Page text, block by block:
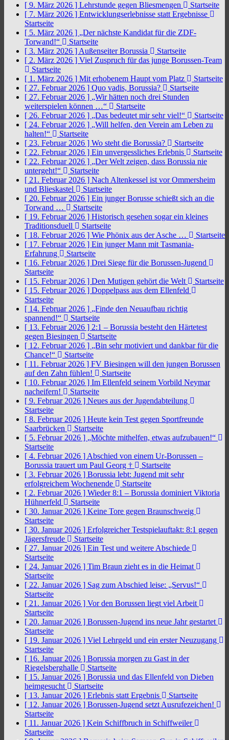
[ 9. März 2026 ] Lehrstunde gegen Bliesmengen
Startseite
[ 7. März 2026 ] Entwicklungserlebnisse statt Ergebnisse
Startseite
[ 5. März 2026 ] „Der nächste Kandidat für die ZDF-
Torwand!“
Startseite
[ 3. März 2026 ] Außenseiter Borussia
Startseite
[ 2. März 2026 ] Viel Zuspruch für das junge Borussen-Team
Startseite
[ 1. März 2026 ] Mit erhobenem Haupt vom Platz
Startseite
[ 27. Februar 2026 ] Quo vadis, Borussia?
Startseite
[ 27. Februar 2026 ] „Wir hätten noch drei Stunden
weiterspielen können …“
Startseite
[ 26. Februar 2026 ] „Das bedeutet mir sehr viel!“
Startseite
[ 24. Februar 2026 ] „Will helfen, den Verein am Leben zu
halten!“
Startseite
[ 23. Februar 2026 ] Wo steht die Borussia?
Startseite
[ 22. Februar 2026 ] Ein unvergessliches Erlebnis
Startseite
[ 22. Februar 2026 ] „Der Welt zeigen, dass Borussia nie
untergeht!“
Startseite
[ 21. Februar 2026 ] Nach Altenkessel ist vor Ommersheim
und Blieskastel
Startseite
[ 20. Februar 2026 ] Ein junger Borusse schießt sich an die
Torwand …
Startseite
[ 19. Februar 2026 ] Historisch gesehen sogar ein kleines
Traditionsduell
Startseite
[ 18. Februar 2026 ] Wie Phönix aus der Asche …
Startseite
[ 17. Februar 2026 ] Ein junger Mann mit Tasmania-
Erfahrung
Startseite
[ 16. Februar 2026 ] Drei Siege für die Borussen-Jugend
Startseite
[ 15. Februar 2026 ] Den Mutigen gehört die Welt
Startseite
[ 15. Februar 2026 ] Doppelpass aus dem Ellenfeld
Startseite
[ 14. Februar 2026 ] „Finde den Neuaufbau richtig
spannend!“
Startseite
[ 13. Februar 2026 ] 2:1 – Borussia besteht den Härtetest
gegen Biesingen
Startseite
[ 12. Februar 2026 ] „Bin sehr motiviert und dankbar für die
Chance!“
Startseite
[ 11. Februar 2026 ] FV Biesingen will den jungen Borussen
auf den Zahn fühlen!
Startseite
[ 10. Februar 2026 ] Im Ellenfeld seinem Vorbild Neymar
nacheifern!
Startseite
[ 9. Februar 2026 ] Neues aus der Jugendabteilung
Startseite
[ 8. Februar 2026 ] Heute kein Test gegen Sportfreunde
Saarbrücken
Startseite
[ 5. Februar 2026 ] „Möchte mithelfen, etwas aufzubauen!“
Startseite
[ 4. Februar 2026 ] Abschied von einem Ur-Borussen –
Borussia trauert um Paul Georg †
Startseite
[ 3. Februar 2026 ] Borussia lebt: Jugend mit sehr
erfolgreichem Wochenende
Startseite
[ 2. Februar 2026 ] Wieder 8:1 – Borussia dominiert Viktoria
Hühnerfeld
Startseite
[ 30. Januar 2026 ] Keine Tore gegen Braunschweig
Startseite
[ 30. Januar 2026 ] Erfolgreicher Testspielauftakt: 8:1 gegen
Jägersfreude
Startseite
[ 27. Januar 2026 ] Ein Test und weitere Abschiede
Startseite
[ 24. Januar 2026 ] Tim Braun zieht es in die Heimat
Startseite
[ 22. Januar 2026 ] Sag zum Abschied leise: „Servus!“
Startseite
[ 21. Januar 2026 ] Vor den Borussen liegt viel Arbeit
Startseite
[ 20. Januar 2026 ] Borussen-Jugend ins neue Jahr gestartet
Startseite
[ 19. Januar 2026 ] Viel Lehrgeld und ein erster Neuzugang
Startseite
[ 16. Januar 2026 ] Borussia morgen zu Gast in der
Riegelsberghalle
Startseite
[ 15. Januar 2026 ] Borussia und das Ellenfeld von Dieben
heimgesucht
Startseite
[ 13. Januar 2026 ] Erlebnis statt Ergebnis
Startseite
[ 12. Januar 2026 ] Borussen-Jugend setzt Ausrufezeichen!
Startseite
[ 11. Januar 2026 ] Kein Schiffbruch in Schiffweiler
Startseite